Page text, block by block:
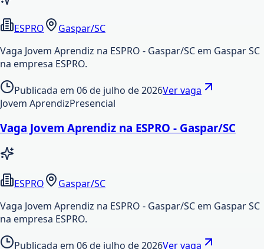
ESPRO
Gaspar/SC
Vaga Jovem Aprendiz na ESPRO - Gaspar/SC em Gaspar SC
na empresa ESPRO.
Publicada em 06 de julho de 2026Ver vaga
Jovem AprendizPresencial
Vaga Jovem Aprendiz na ESPRO - Gaspar/SC
ESPRO
Gaspar/SC
Vaga Jovem Aprendiz na ESPRO - Gaspar/SC em Gaspar SC
na empresa ESPRO.
Publicada em 06 de julho de 2026Ver vaga